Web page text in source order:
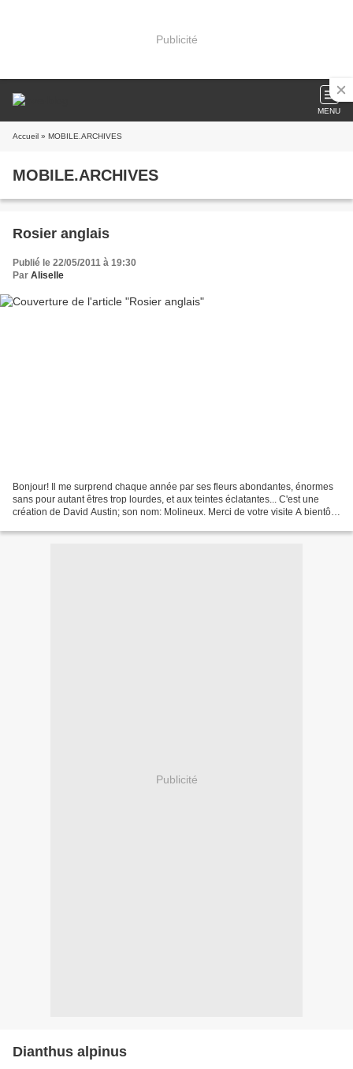
Publicité
MENU
Accueil » MOBILE.ARCHIVES
MOBILE.ARCHIVES
Rosier anglais
Publié le 22/05/2011 à 19:30
Par Aliselle
Bonjour! Il me surprend chaque année par ses fleurs abondantes, énormes
sans pour autant êtres trop lourdes, et aux teintes éclatantes... C'est une
création de David Austin; son nom: Molineux. Merci de votre visite A bientôt
Publicité
Dianthus alpinus